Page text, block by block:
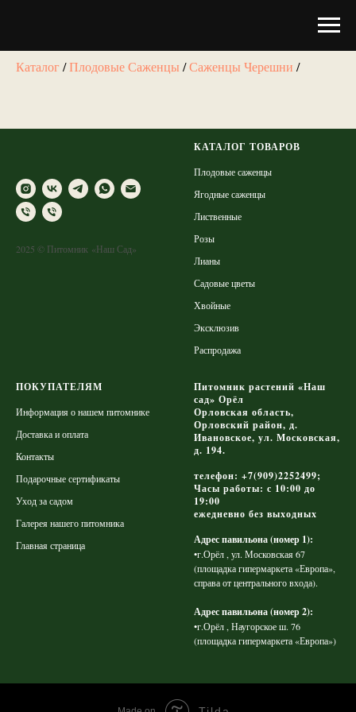
Каталог /Плодовые Саженцы /Саженцы Черешни /
2025 © Питомник «Наш Сад»
КАТАЛОГ ТОВАРОВ
Плодовые саженцы
Ягодные саженцы
Лиственные
Розы
Лианы
Садовые цветы
Хвойные
Эксклюзив
Распродажа
ПОКУПАТЕЛЯМ
Информация о нашем питомнике
Доставка и оплата
Контакты
Подарочные сертификаты
Уход за садом
Галерея нашего питомника
Главная страница
Питомник растений «Наш
сад» Орёл
Орловская область,
Орловский район, д.
Ивановское, ул. Московская,
д. 194.
телефон: +7(909)2252499;
Часы работы: с 10:00 до
19:00
ежедневно без выходных
Адрес павильона (номер 1):
•г.Орёл , ул. Московская 67
(площадка гипермаркета «Европа»,
справа от центрального входа).
Адрес павильона (номер 2):
•г.Орёл , Наугорское ш. 76
(площадка гипермаркета «Европа»)